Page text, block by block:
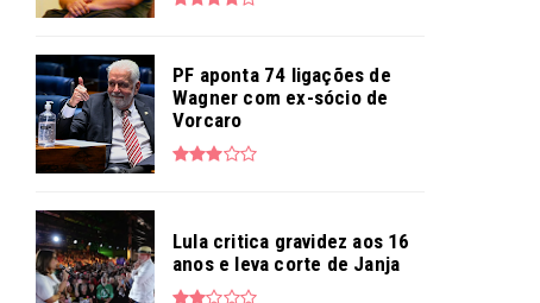
PF aponta 74 ligações de
Wagner com ex-sócio de
Vorcaro
Lula critica gravidez aos 16
anos e leva corte de Janja